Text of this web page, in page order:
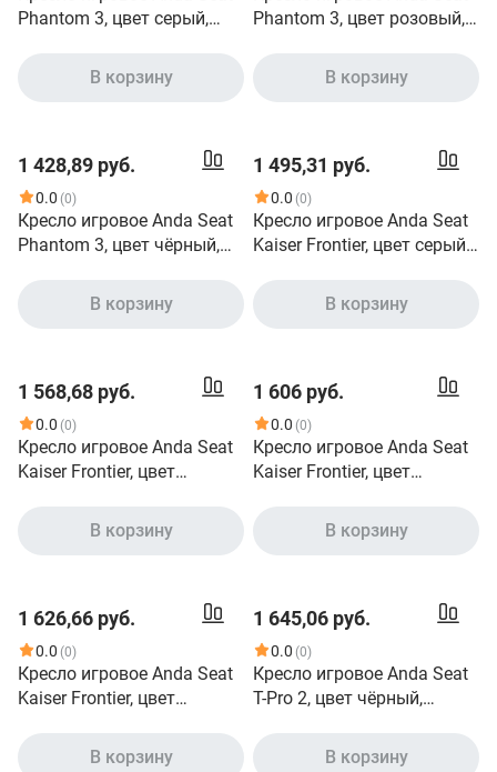
Phantom 3, цвет серый,
ткань модель AD18
В корзину
Phantom 3, цвет розовый,
ПВХ модель AD18
В корзину
1 428,89 руб.
0.0 (0)
Кресло игровое Anda Seat
Phantom 3, цвет чёрный,
ПВХ премиум-класса
модель AD18
В корзину
1 495,31 руб.
0.0 (0)
Кресло игровое Anda Seat
Kaiser Frontier, цвет серый,
ткань модель AD12
В корзину
1 568,68 руб.
0.0 (0)
Кресло игровое Anda Seat
Kaiser Frontier, цвет
материал ПВХ модель
В корзину
1 606 руб.
0.0 (0)
Кресло игровое Anda Seat
Kaiser Frontier, цвет
материал ткань модель
В корзину
1 626,66 руб.
0.0 (0)
Кресло игровое Anda Seat
Kaiser Frontier, цвет
материал ПВХ модель
В корзину
1 645,06 руб.
0.0 (0)
Кресло игровое Anda Seat
T-Pro 2, цвет чёрный,
материал ткань модель
В корзину